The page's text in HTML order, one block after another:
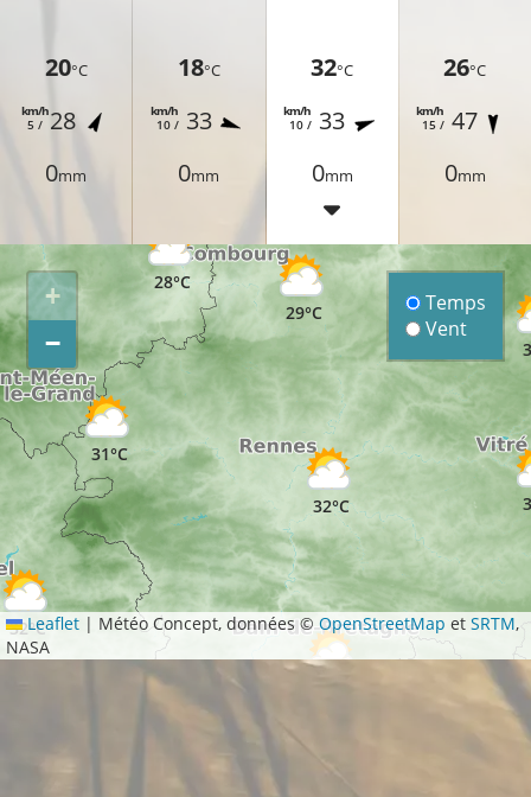
20°C
5 /
km/h28
0mm
18°C
10 /
km/h 33
0mm
32°C
10 /
km/h 33
0mm
26°C
15 /
km/h 47
0mm
32°C
28°C
29°C
32°C
25°C
31°C
+
−
Temps
Vent
Leaflet | Météo Concept, données ©OpenStreetMap etSRTM,
NASA